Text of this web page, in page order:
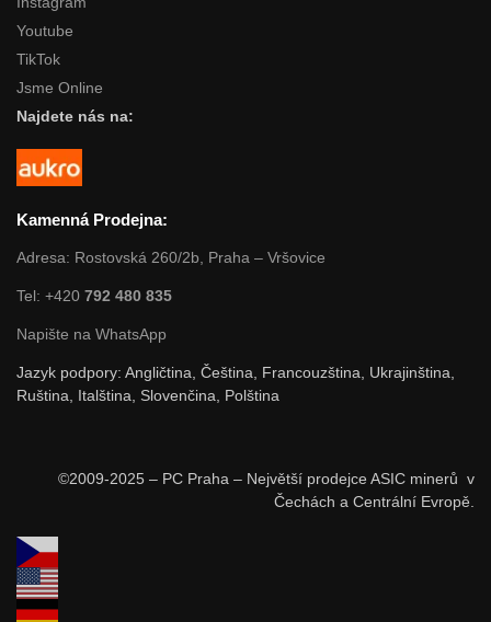
Youtube
TikTok
Jsme Online
Najdete nás na:
Kamenná Prodejna:
Adresa: Rostovská 260/2b, Praha – Vršovice
Tel: +420 792 480 835
Napište na WhatsApp
Jazyk podpory: Angličtina, Čeština, Francouzština, Ukrajinština,
Ruština, Italština, Slovenčina, Polština
©2009-2025 – PC Praha – Největší prodejce ASIC minerů v
Čechách a Centrální Evropě.